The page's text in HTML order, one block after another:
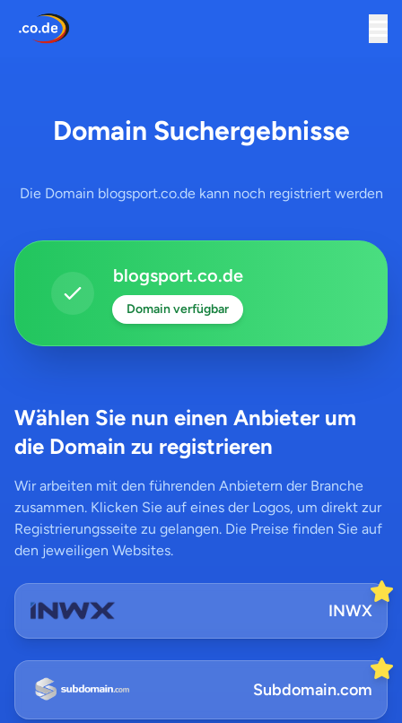
Domain Suchergebnisse
Die Domain blogsport.co.de kann noch registriert werden
blogsport.co.de
Domain verfügbar
Wählen Sie nun einen Anbieter um
die Domain zu registrieren
Wir arbeiten mit den führenden Anbietern der Branche
zusammen. Klicken Sie auf eines der Logos, um direkt zur
Registrierungsseite zu gelangen. Die Preise finden Sie auf
den jeweiligen Websites.
INWX
Subdomain.com